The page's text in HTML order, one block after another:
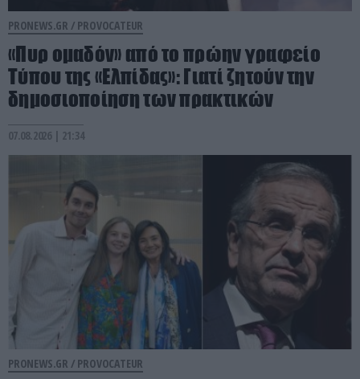
PRONEWS.GR / PROVOCATEUR
«Πυρ ομαδόν» από το πρώην γραφείο
Τύπου της «Ελπίδας»: Γιατί ζητούν την
δημοσιοποίηση των πρακτικών
07.08.2026 | 21:34
PRONEWS.GR / PROVOCATEUR